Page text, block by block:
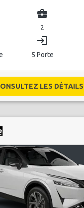
business_center
2
login
5 Porte
LES